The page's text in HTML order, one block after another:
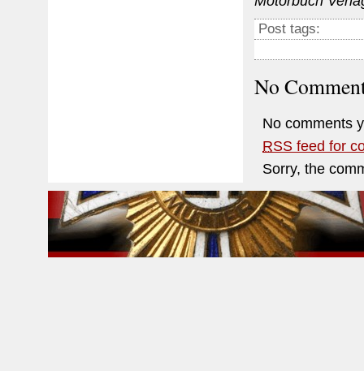
Post tags:
No
No comments
RSS feed for
Sorry, the